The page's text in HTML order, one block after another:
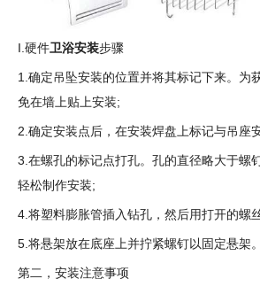
I.硬件卫浴安装步骤
1.确定吊坠安装的位置并将其标记下来。为
免在墙上贴上安装;
2.确定安装点后，在安装焊盘上标记与吊座
3.在螺孔的标记点打孔。孔的直径略大于螺
轻松制作安装;
4.将塑料膨胀管插入钻孔，然后用打开的螺
5.将悬架放在底座上并拧紧螺钉以固定悬架。
第二，安装注意事项